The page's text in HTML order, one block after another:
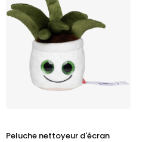
Peluche nettoyeur d'écran